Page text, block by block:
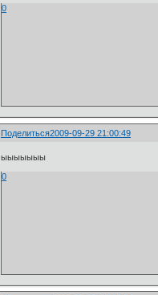
0
Поделиться2009-09-29 21:00:49
ыыыыыыы
0